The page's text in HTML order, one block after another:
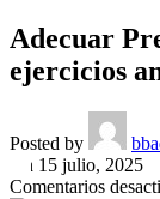
Adecuar
ejercicios
Posted by
On 15 julio, 2025
Comentarios